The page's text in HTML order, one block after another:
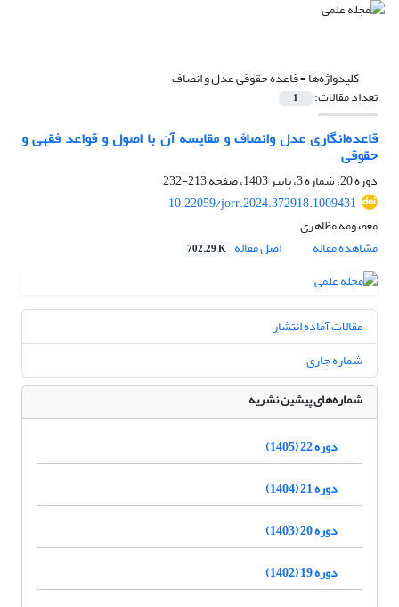
کلیدواژه‌ها =قاعده حقوقی عدل و انصاف
تعداد مقالات: 1
قاعده‌انگاری عدل وانصاف و مقایسه آن با اصول و قواعد فقهی و
حقوقی
دوره 20، شماره 3، پاییز 1403، صفحه
213-232
10.22059/jorr.2024.372918.1009431
معصومه مظاهری
مشاهده مقاله
اصل مقاله 702.29 K
مقالات آماده انتشار
شماره جاری
شماره‌های پیشین نشریه
دوره 22 (1405)
دوره 21 (1404)
دوره 20 (1403)
دوره 19 (1402)